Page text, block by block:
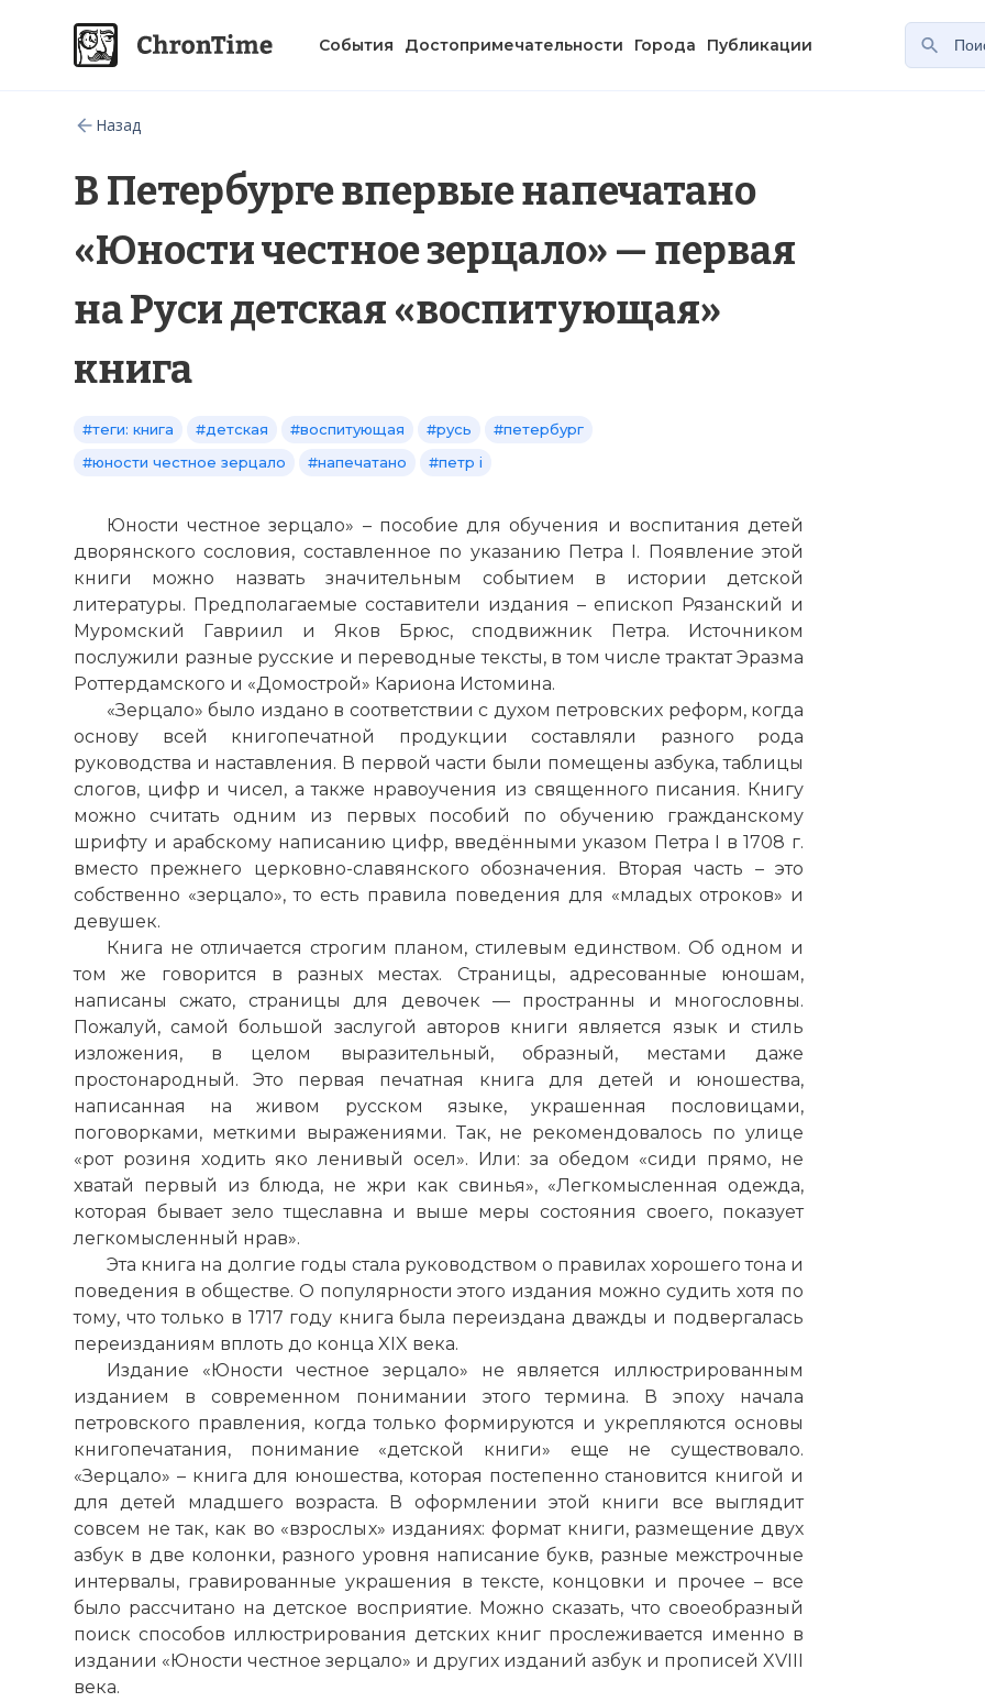
События Достопримечательности Города Публикации
Назад
В Петербурге впервые напечатано
«Юности честное зерцало» — первая
на Руси детская «воспитующая»
книга
#теги: книга #детская #воспитующая #русь
#петербург
#юности честное зерцало
#напечатано #петр i
Юности честное зерцало» – пособие для обучения и воспитания детей
дворянcкого сословия, составленное по указанию Петра I. Появление этой
книги можно назвать значительным событием в истории детской
литературы. Предполагаемые составители издания – епископ Рязанский и
Муромский Гавриил и Яков Брюс, сподвижник Петра. Источником
послужили разные русские и переводные тексты, в том числе трактат Эразма
Роттердамского и «Домострой» Кариона Истомина.
«Зерцало» было издано в соответствии с духом петровских реформ, когда
основу всей книгопечатной продукции составляли разного рода
руководства и наставления. В первой части были помещены азбука, таблицы
слогов, цифр и чисел, а также нравоучения из священного писания. Книгу
можно считать одним из первых пособий по обучению гражданскому
шрифту и арабскому написанию цифр, введёнными указом Петра I в 1708 г.
вместо прежнего церковно-славянского обозначения. Вторая часть – это
собственно «зерцало», то есть правила поведения для «младых отроков» и
девушек.
Книга не отличается строгим планом, стилевым единством. Об одном и
том же говорится в разных местах. Страницы, адресованные юношам,
написаны сжато, страницы для девочек — пространны и многословны.
Пожалуй, самой большой заслугой авторов книги является язык и стиль
изложения, в целом выразительный, образный, местами даже
простонародный. Это первая печатная книга для детей и юношества,
написанная на живом русском языке, украшенная пословицами,
поговорками, меткими выражениями. Так, не рекомендовалось по улице
«рот розиня ходить яко ленивый осел». Или: за обедом «сиди прямо, не
хватай первый из блюда, не жри как свинья», «Легкомысленная одежда,
которая бывает зело тщеславна и выше меры состояния своего, показует
легкомысленный нрав».
Эта книга на долгие годы стала руководством о правилах хорошего тона и
поведения в обществе. О популярности этого издания можно судить хотя по
тому, что только в 1717 году книга была переиздана дважды и подвергалась
переизданиям вплоть до конца XIX века.
Издание «Юности честное зерцало» не является иллюстрированным
изданием в современном понимании этого термина. В эпоху начала
петровского правления, когда только формируются и укрепляются основы
книгопечатания, понимание «детской книги» еще не существовало.
«Зерцало» – книга для юношества, которая постепенно становится книгой и
для детей младшего возраста. В оформлении этой книги все выглядит
совсем не так, как во «взрослых» изданиях: формат книги, размещение двух
азбук в две колонки, разного уровня написание букв, разные межстрочные
интервалы, гравированные украшения в тексте, концовки и прочее – все
было рассчитано на детское восприятие. Можно сказать, что своеобразный
поиск способов иллюстрирования детских книг прослеживается именно в
издании «Юности честное зерцало» и других изданий азбук и прописей XVIII
века.